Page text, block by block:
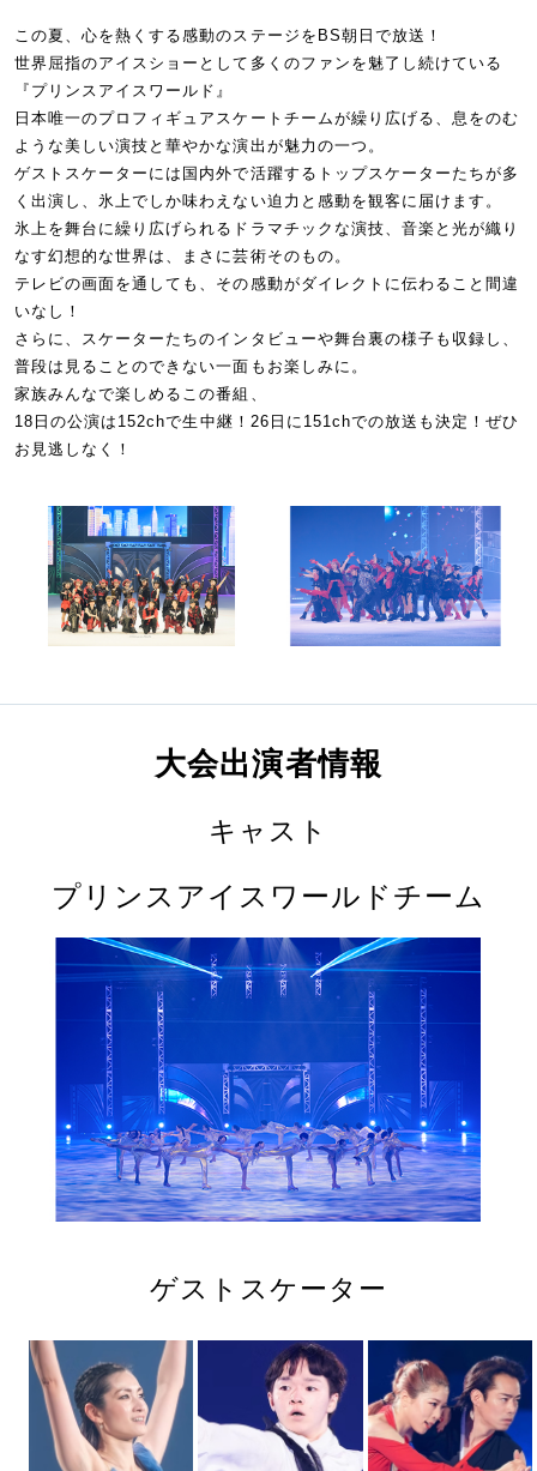
この夏、心を熱くする感動のステージをBS朝日で放送！
世界屈指のアイスショーとして多くのファンを魅了し続けている
『プリンスアイスワールド』
日本唯一のプロフィギュアスケートチームが繰り広げる、息をのむ
ような美しい演技と華やかな演出が魅力の一つ。
ゲストスケーターには国内外で活躍するトップスケーターたちが多
く出演し、氷上でしか味わえない迫力と感動を観客に届けます。
氷上を舞台に繰り広げられるドラマチックな演技、音楽と光が織り
なす幻想的な世界は、まさに芸術そのもの。
テレビの画面を通しても、その感動がダイレクトに伝わること間違
いなし！
さらに、スケーターたちのインタビューや舞台裏の様子も収録し、
普段は見ることのできない一面もお楽しみに。
家族みんなで楽しめるこの番組、
18日の公演は152chで生中継！26日に151chでの放送も決定！ぜひ
お見逃しなく！
大会出演者情報
キャスト
プリンスアイスワールドチーム
ゲストスケーター